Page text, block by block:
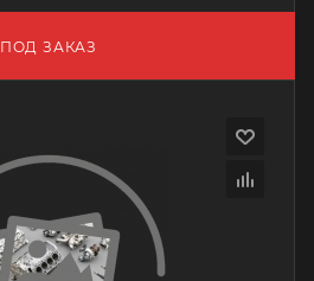
ПОД ЗАКАЗ